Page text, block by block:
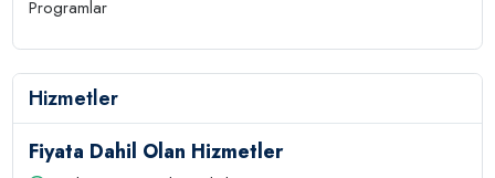
Programlar
Hizmetler
Fiyata Dahil Olan Hizmetler